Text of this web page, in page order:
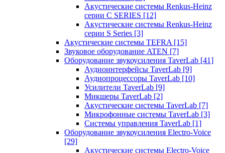
Акустические системы Renkus-Heinz
серии C SERIES [12]
Акустические системы Renkus-Heinz
серии S Series [3]
Акустические системы TEFRA [15]
Звуковое оборудование ATEN [7]
Оборудование звукоусиления TaverLab [41]
Аудиоинтерфейсы TaverLab [9]
Аудиопроцессоры TaverLab [10]
Усилители TaverLab [9]
Микшеры TaverLab [2]
Акустические системы TaverLab [7]
Микрофонные системы TaverLab [3]
Системы управления TaverLab [1]
Оборудование звукоусиления Electro-Voice
[29]
Акустические системы Electro-Voice